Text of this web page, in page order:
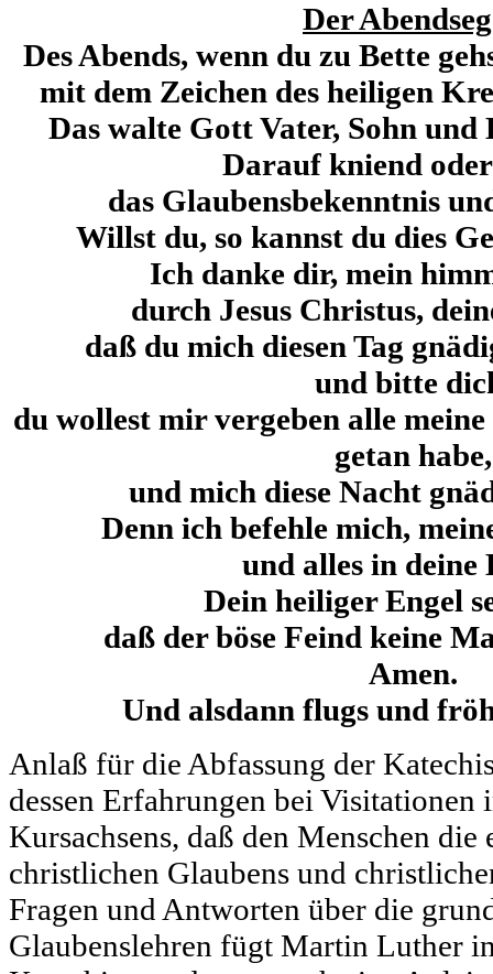
Der
Des Abends, wenn du zu Bette
mit dem Zeichen des heiligen
Das walte Gott Vater, Sohn
Darauf kniend
das Glaubensbekenntnis
Willst du, so kannst du dies
Ich danke dir, mein
durch Jesus Christus,
daß du mich diesen Tag
und bitte
du wollest mir vergeben alle
getan habe,
und mich diese Nacht
Denn ich befehle mich,
und alles in deine
Dein heiliger Engel
daß der böse Feind keine
Amen.
Und alsdann flugs und
Anlaß für die Abfassung der
dessen Erfahrungen bei Visitationen
Kursachsens, daß den Menschen die
christlichen Glaubens und
Fragen und Antworten über die
Glaubenslehren fügt Martin Luther